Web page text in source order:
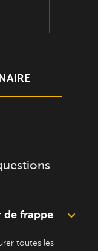
de frappe
toutes les